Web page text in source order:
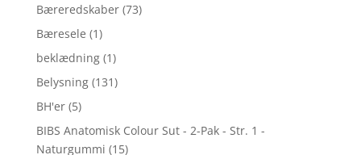
Bæreredskaber (73)
Bæresele (1)
beklædning (1)
Belysning (131)
BH'er (5)
BIBS Anatomisk Colour Sut - 2-Pak - Str. 1 -
Naturgummi (15)